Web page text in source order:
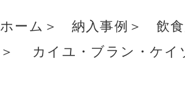
ホーム 納入事例
飲
カイユ・ブラン・ケイ